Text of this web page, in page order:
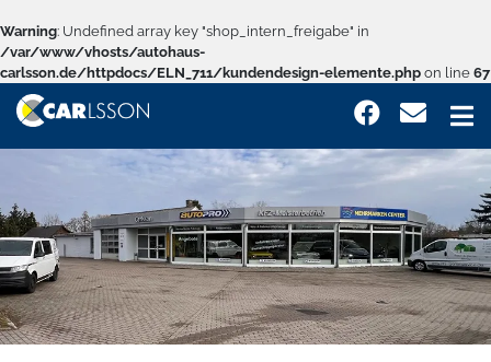
Warning: Undefined array key "shop_intern_freigabe" in
/var/www/vhosts/autohaus-
carlsson.de/httpdocs/ELN_711/kundendesign-elemente.php on line 67